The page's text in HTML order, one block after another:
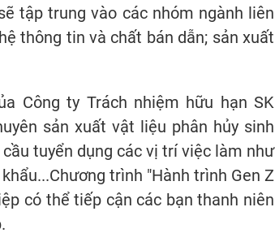
tập trung vào các nhóm ngành liên
thông tin và chất bán dẫn; sản xuất
Công ty Trách nhiệm hữu hạn SK
sản xuất vật liệu phân hủy sinh
tuyển dụng các vị trí việc làm như
trình "Hành trình Gen Z
có thể tiếp cận các bạn thanh niên